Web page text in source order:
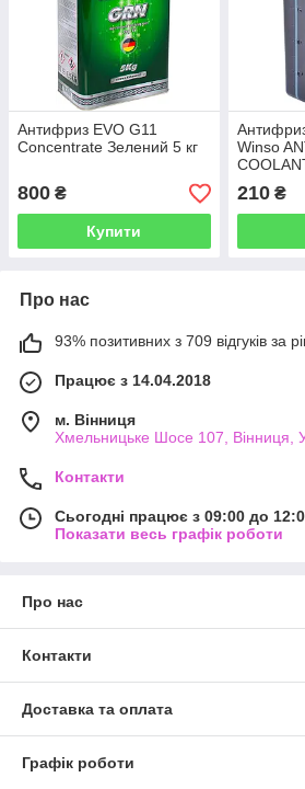
Антифриз EVO G11
Concentrate Зелений 5 кг
800 ₴
Купити
Winso
RED G
210₴
Про нас
93% позитивних з 709 відгуків за
Працює з 14.04.2018
м. Вінниця
Хмельницьке Шосе 107, Вінниця,
Контакти
Сьогодні працює з 09:00 до
Показати весь графік роботи
Про нас
Контакти
Доставка та оплата
Графік роботи